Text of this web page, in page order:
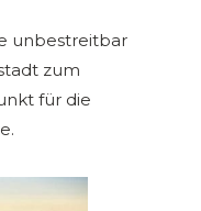
unbestreitbar
zum
für die